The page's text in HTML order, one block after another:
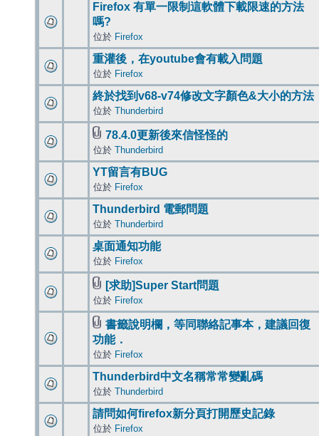
Firefox 有單一限制這軟體下載限速的方法
嗎?
位於 Firefox
重灌後，在youtube會有載入問題
位於 Firefox
終於找到v68-v74修改文字顏色&大小的方法
位於 Thunderbird
78.4.0更新後來信怪怪的
位於 Thunderbird
YT留言有BUG
位於 Firefox
Thunderbird 電郵問題
位於 Thunderbird
桌面通知功能
位於 Firefox
[求助]Super Start問題
位於 Firefox
書籤說明欄，等同聯絡記事本，建議回復
功能．
位於 Firefox
Thunderbird中文名稱常常變亂碼
位於 Thunderbird
請問如何firefox新分頁打開歷史記錄
位於 Firefox